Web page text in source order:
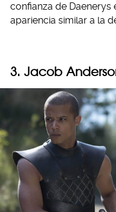
confianza de Daenerys
apariencia similar a la
3. Jacob